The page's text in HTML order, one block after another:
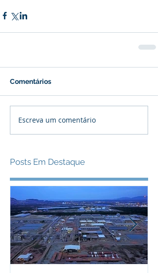
Comentários
Escreva um comentário
Posts Em Destaque